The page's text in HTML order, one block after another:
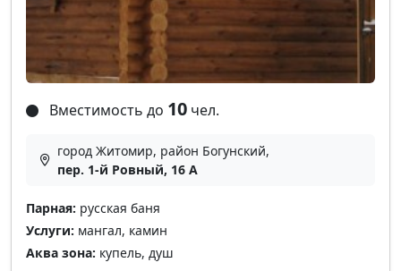
Вместимость до 10 чел.
город Житомир, район Богунский,
пер. 1-й Ровный, 16 А
Парная: русская баня
Услуги: мангал, камин
Аква зона: купель, душ